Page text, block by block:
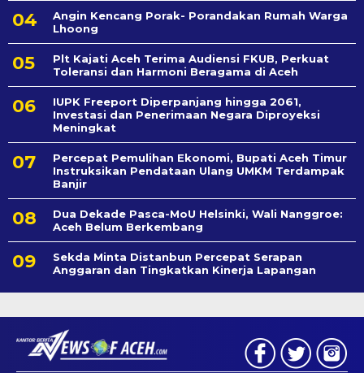
Angin Kencang Porak- Porandakan Rumah Warga
Lhoong
Plt Kajati Aceh Terima Audiensi FKUB, Perkuat
Toleransi dan Harmoni Beragama di Aceh
IUPK Freeport Diperpanjang hingga 2061,
Investasi dan Penerimaan Negara Diproyeksi
Meningkat
Percepat Pemulihan Ekonomi, Bupati Aceh Timur
Instruksikan Pendataan Ulang UMKM Terdampak
Banjir
Dua Dekade Pasca-MoU Helsinki, Wali Nanggroe:
Aceh Belum Berkembang
Sekda Minta Distanbun Percepat Serapan
Anggaran dan Tingkatkan Kinerja Lapangan